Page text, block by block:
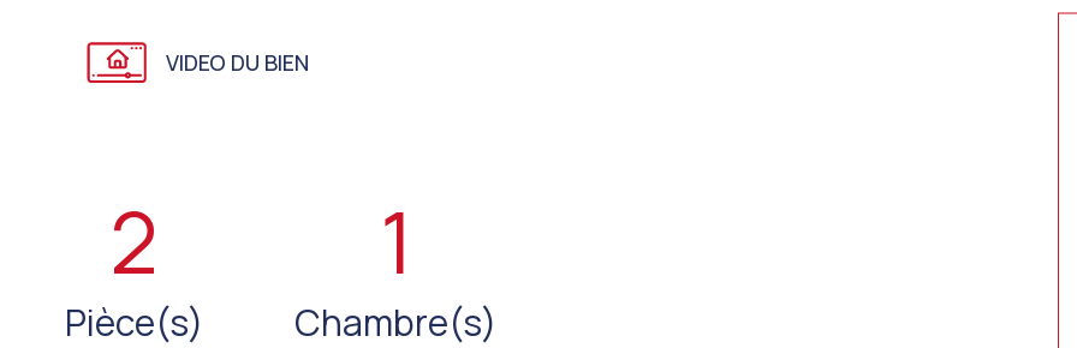
VIDEO DU BIEN
2
Pièce(s)
1
Chambre(s)